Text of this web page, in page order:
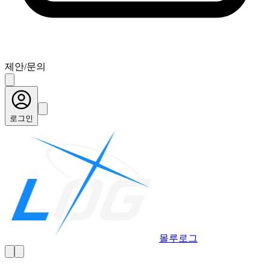
제안/문의
로그인
몰루로그